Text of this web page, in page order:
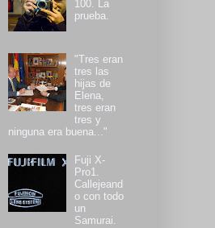
100. La
prueba.
"Tres eran
tres las
hijas de
Elena,
tres eran
tres y
ninguna era buena..."
Fuji X-
Pro1.
Callejeand
o con todo
un
Samurai.